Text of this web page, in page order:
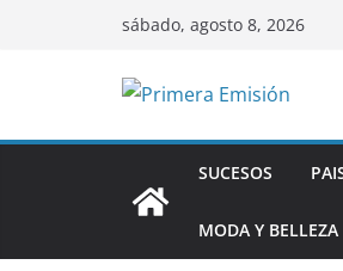
sábado, agosto 8, 2026
SUCESOS
MODA Y BELLEZA